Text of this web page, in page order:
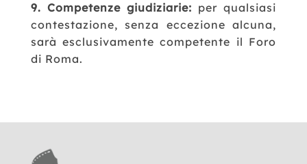
9. Competenze giudiziarie: per qualsiasi
contestazione, senza eccezione alcuna,
sarà esclusivamente competente il Foro
di Roma.